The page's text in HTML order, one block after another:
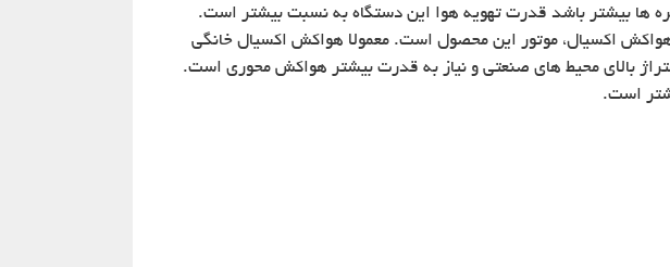
ها بیشتر باشد قدرت تهویه هوا این دستگاه به نسبت بیشتر است.
اکسیال، موتور این محصول است. معمولا هواکش اکسیال خانگی
بالای محیط های صنعتی و نیاز به قدرت بیشتر هواکش محوری است.
است.